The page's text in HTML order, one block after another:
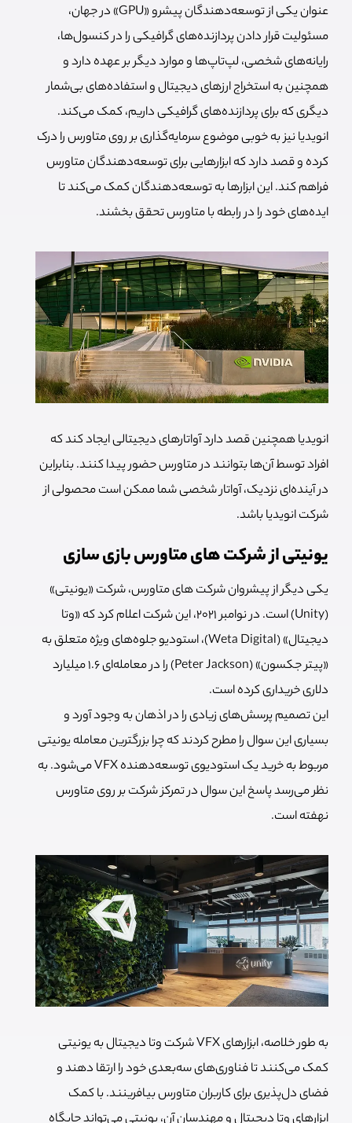
عنوان یکی از توسعه‌دهندگان پیشرو «GPU» در جهان،
مسئولیت قرار دادن پردازنده‌های گرافیکی را در کنسول‌ها،
رایانه‌های شخصی، لپ‌تاپ‌ها و موارد دیگر بر عهده دارد و
همچنین به استخراج ارزهای دیجیتال و استفاده‌های بی‌شمار
دیگری که برای پردازنده‌های گرافیکی داریم، کمک می‌کند.
انویدیا نیز به خوبی موضوع سرمایه‌گذاری بر روی متاورس را درک
کرده و قصد دارد که ابزارهایی برای توسعه‌دهندگان متاورس
فراهم کند. این ابزارها به توسعه‌دهندگان کمک می‌کند تا
ایده‌های خود را در رابطه با متاورس تحقق بخشند.
انویدیا همچنین قصد دارد آواتارهای دیجیتالی ایجاد کند که
افراد توسط آ‌ن‌ها بتوانند در متاورس حضور پیدا کنند. بنابراین
در آینده‌ای نزدیک، آواتار شخصی شما ممکن است محصولی از
شرکت انویدیا باشد.
یونیتی از شرکت های متاورس بازی سازی
یکی دیگر از پیشروان شرکت های متاورس، شرکت «یونیتی»
(Unity) است. در نوامبر 2021، این شرکت اعلام کرد که «وتا
دیجیتال» (Weta Digital)، استودیو جلوه‌های ویژه متعلق به
«پیتر جکسون» (Peter Jackson) را در معامله‌ای 1.6 میلیارد
دلاری خریداری کرده است.
این تصمیم پرسش‌های زیادی را در اذهان به وجود آورد و
بسیاری این سوال را مطرح کردند که چرا بزرگترین معامله یونیتی
مربوط به خرید یک استودیوی توسعه‌دهنده VFX می‌شود. به
نظر می‌رسد پاسخ این سوال در تمرکز شرکت بر روی متاورس
نهفته است.
به طور خلاصه، ابزارهای VFX شرکت وتا دیجیتال به یونیتی
کمک می‌کنند تا فناوری‌های سه‌بعدی خود را ارتقا دهند و
فضای دل‌پذیری برای کاربران متاورس بیافرینند. با کمک